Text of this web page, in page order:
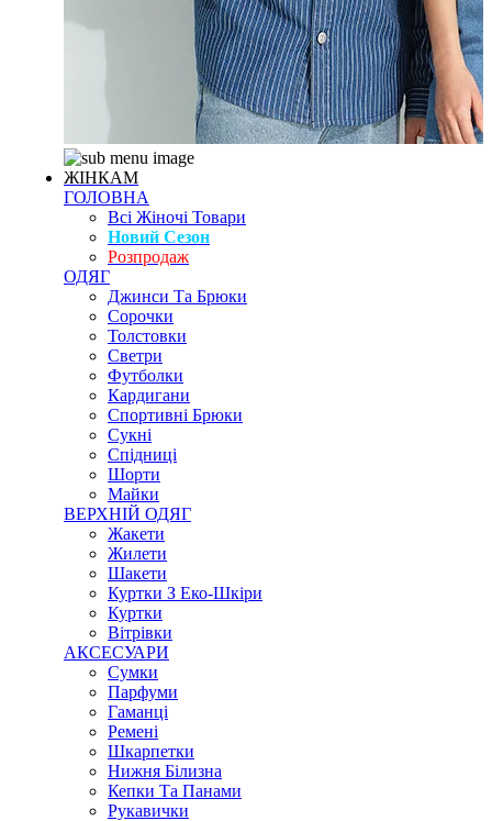
ЖІНКАМ
ГОЛОВНА
Всі Жіночі Товари
Новий Сезон
Розпродаж
ОДЯГ
Джинси Та Брюки
Сорочки
Толстовки
Светри
Футболки
Кардигани
Спортивні Брюки
Сукні
Спідниці
Шорти
Майки
ВЕРХНІЙ ОДЯГ
Жакети
Жилети
Шакети
Куртки З Еко-Шкіри
Куртки
Вітрівки
АКСЕСУАРИ
Сумки
Парфуми
Гаманці
Ремені
Шкарпетки
Нижня Білизна
Кепки Та Панами
Рукавички